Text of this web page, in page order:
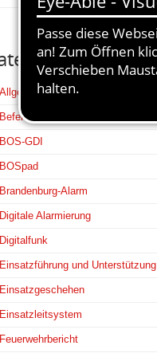
Allgemein
Befehlsstellen
BOS-GDI
BOSpad
Brandenburg-Alarm
Digitale Alarmierung
Digitalfunk
Einsatzführung und Unterstützung
Einsatzgeschehen
Einsatzleitsystem
Feuerwehrbericht